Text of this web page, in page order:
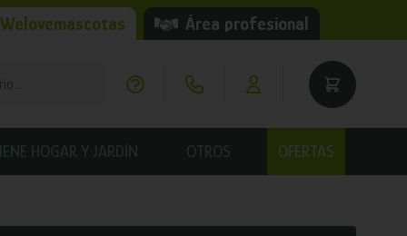
Área profesional
HOGAR Y JARDÍN OTROS OFERTAS